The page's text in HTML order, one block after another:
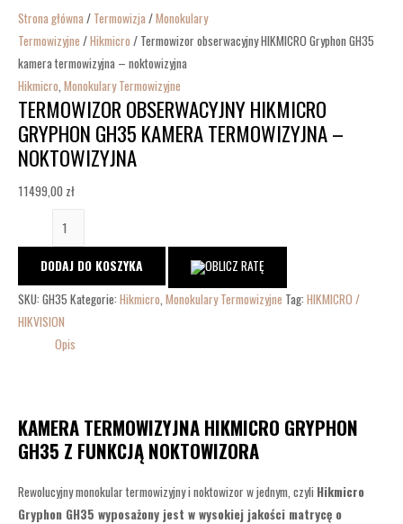
Strona główna / Termowizja /Monokulary
Termowizyjne /Hikmicro / Termowizor obserwacyjny HIKMICRO Gryphon GH35
kamera termowizyjna – noktowizyjna
Hikmicro Monokulary Termowizyjne
TERMOWIZOR OBSERWACYJNY HIKMICRO
GRYPHON GH35 KAMERA TERMOWIZYJNA –
NOKTOWIZYJNA
11499,00 zł
DODAJ DO KOSZYKA
SKU: GH35 Kategorie: Hikmicro, Monokulary Termowizyjne Tag: HIKMICRO /
HIKVISION
Opis
KAMERA TERMOWIZYJNA HIKMICRO GRYPHON
GH35 Z FUNKCJĄ NOKTOWIZORA
Rewolucyjny monokular termowizyjny i noktowizor w jednym, czyli Hikmicro
Gryphon GH35 wyposażony jest w wysokiej jakości matrycę o